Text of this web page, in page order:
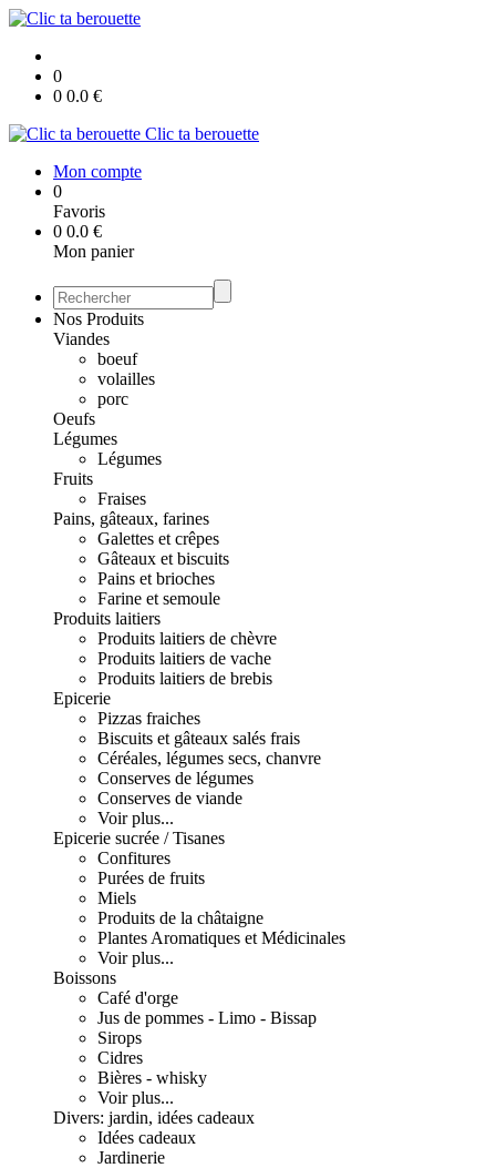
0
0 0.0 €
Clic ta berouette
Mon compte
0
Favoris
0 0.0 €
Mon panier
Nos Produits
Viandes
boeuf
volailles
porc
Oeufs
Légumes
Légumes
Fruits
Fraises
Pains, gâteaux, farines
Galettes et crêpes
Gâteaux et biscuits
Pains et brioches
Farine et semoule
Produits laitiers
Produits laitiers de chèvre
Produits laitiers de vache
Produits laitiers de brebis
Epicerie
Pizzas fraiches
Biscuits et gâteaux salés frais
Céréales, légumes secs, chanvre
Conserves de légumes
Conserves de viande
Voir plus...
Epicerie sucrée / Tisanes
Confitures
Purées de fruits
Miels
Produits de la châtaigne
Plantes Aromatiques et Médicinales
Voir plus...
Boissons
Café d'orge
Jus de pommes - Limo - Bissap
Sirops
Cidres
Bières - whisky
Voir plus...
Divers: jardin, idées cadeaux
Idées cadeaux
Jardinerie